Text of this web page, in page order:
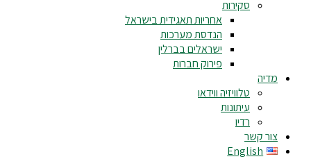
סקירות
אחריות תאגידית בישראל
הנדסת מערכות
ישראלים בברלין
פירוק חברות
מדיה
טלוויזיה ווידאו
עיתונות
רדיו
צור קשר
English